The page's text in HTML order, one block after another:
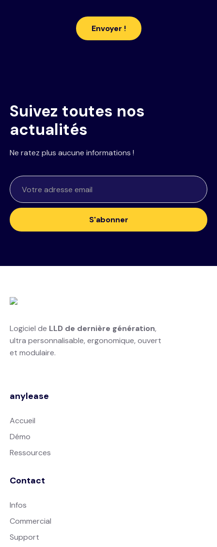
Suivez toutes nos
actualités
Ne ratez plus aucune informations !
Logiciel de LLD de dernière génération,
ultra personnalisable, ergonomique, ouvert
et modulaire.
anylease
Accueil
Démo
Ressources
Contact
Infos
Commercial
Support